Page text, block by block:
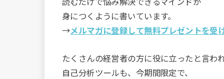
身につくように書いています。
→メルマガに登録して無料プレゼントを受
たくさんの経営者の方に役に立ったと言わ
自己分析ツールも、今期間限定で、